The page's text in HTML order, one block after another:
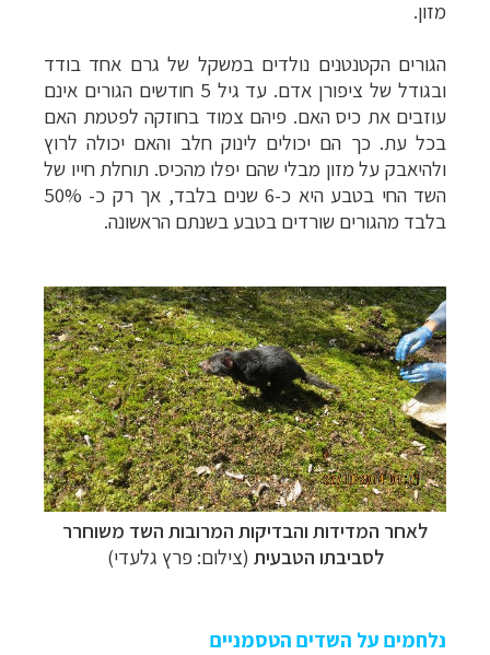
מזון.
הגורים הקטנטנים נולדים במשקל של גרם אחד בודד
ובגודל של ציפורן אדם. עד גיל 5 חודשים הגורים אינם
עוזבים את כיס האם. פיהם צמוד בחוזקה לפטמת האם
בכל עת. כך הם יכולים לינוק חלב והאם יכולה לרוץ
ולהיאבק על מזון מבלי שהם יפלו מהכיס. תוחלת חייו של
השד החי בטבע היא כ-6 שנים בלבד, אך רק כ- 50%
בלבד מהגורים שורדים בטבע בשנתם הראשונה.
לאחר המדידות והבדיקות המרובות השד משוחרר
לסביבתו הטבעית (צילום: פרץ גלעדי)
נלחמים על השדים הטסמניים